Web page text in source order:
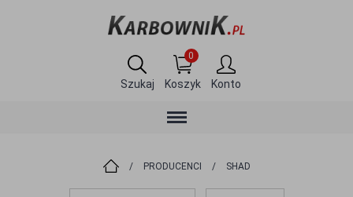
Szukaj
0
Koszyk Konto
/ PRODUCENCI / SHAD